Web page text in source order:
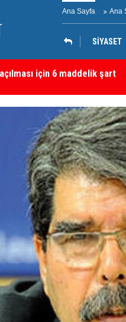
Ana Sayfa Ana
SİYASET
tutuklanan Furkan Oğlak